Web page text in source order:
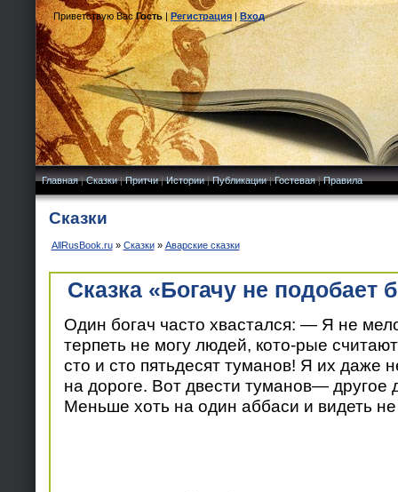
Приветствую Вас Гость|Регистрация|Вход
Главная|Сказки|Притчи|Истории|Публикации|Гостевая|Правила
Сказки
AllRusBook.ru» Сказки» Аварские сказки
Сказка «Богачу не
Один богач часто хвастался: — Я не
терпеть не могу людей, кото-рые
сто и сто пятьдесят туманов! Я их даже
на дороге. Вот двести туманов—
Меньше хоть на один аббаси и видеть